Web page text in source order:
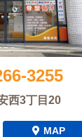
3255
西3丁目20
MAP